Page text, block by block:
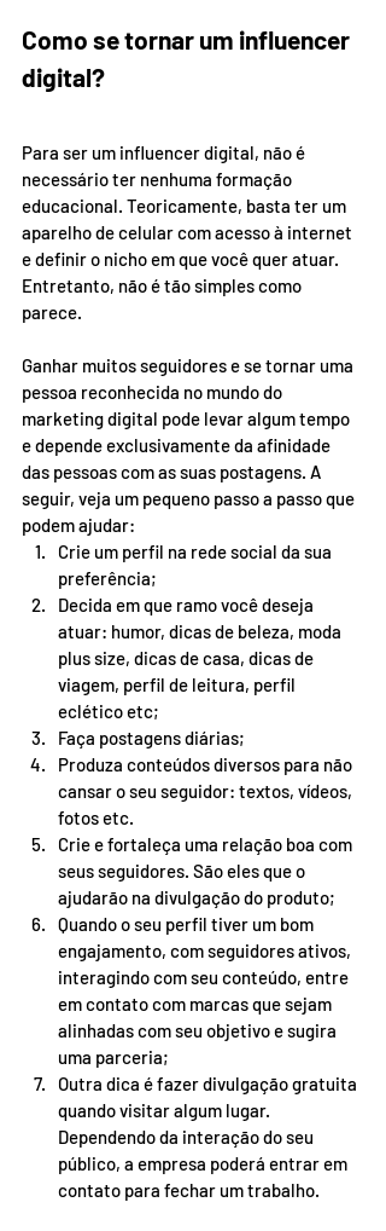
Como se tornar um influencer
digital?
Para ser um influencer digital, não é
necessário ter nenhuma formação
educacional. Teoricamente, basta ter um
aparelho de celular com acesso à internet
e definir o nicho em que você quer atuar.
Entretanto, não é tão simples como
parece.
Ganhar muitos seguidores e se tornar uma
pessoa reconhecida no mundo do
marketing digital pode levar algum tempo
e depende exclusivamente da afinidade
das pessoas com as suas postagens. A
seguir, veja um pequeno passo a passo que
podem ajudar:
Crie um perfil na rede social da sua
preferência;
Decida em que ramo você deseja
atuar: humor, dicas de beleza, moda
plus size, dicas de casa, dicas de
viagem, perfil de leitura, perfil
eclético etc;
Faça postagens diárias;
Produza conteúdos diversos para não
cansar o seu seguidor: textos, vídeos,
fotos etc.
Crie e fortaleça uma relação boa com
seus seguidores. São eles que o
ajudarão na divulgação do produto;
Quando o seu perfil tiver um bom
engajamento, com seguidores ativos,
interagindo com seu conteúdo, entre
em contato com marcas que sejam
alinhadas com seu objetivo e sugira
uma parceria;
Outra dica é fazer divulgação gratuita
quando visitar algum lugar.
Dependendo da interação do seu
público, a empresa poderá entrar em
contato para fechar um trabalho.